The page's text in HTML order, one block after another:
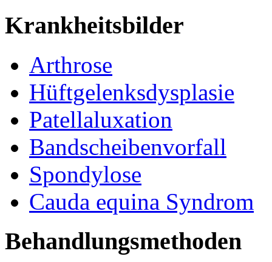
Krankheitsbilder
Arthrose
Hüftgelenksdysplasie
Patellaluxation
Bandscheibenvorfall
Spondylose
Cauda equina Syndrom
Behandlungsmethoden